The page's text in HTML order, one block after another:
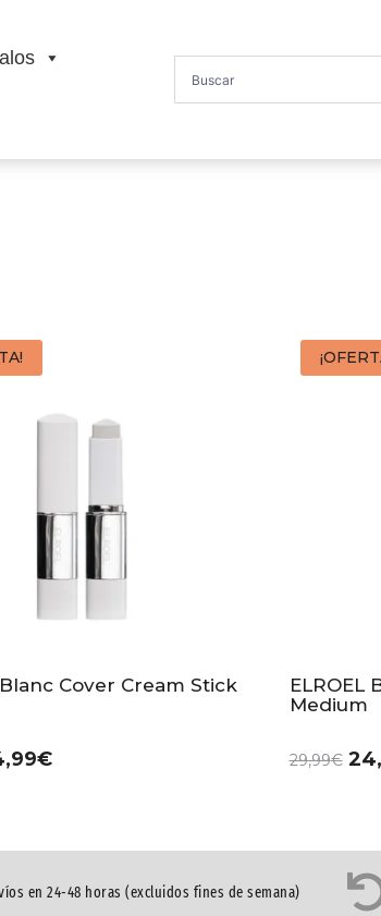
Blanc Cover Cream Stick
€
ELROEL
Medium
29,99€
en 24-48 horas (excluidos fines de semana)